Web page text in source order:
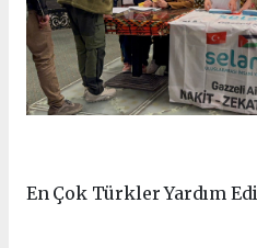
En Çok Türkler Yardım